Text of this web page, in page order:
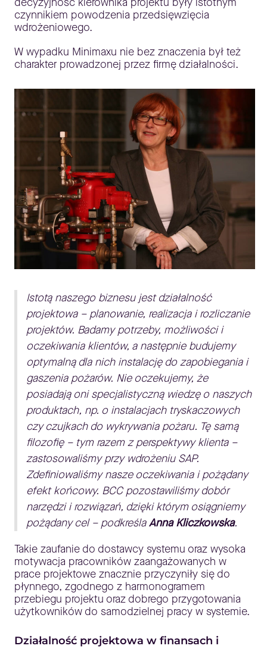
czynnikiem powodzenia przedsięwzięcia
wdrożeniowego.
W wypadku Minimaxu nie bez znaczenia był też
charakter prowadzonej przez firmę działalności.
Istotą naszego biznesu jest działalność
projektowa – planowanie, realizacja i rozliczanie
projektów. Badamy potrzeby, możliwości i
oczekiwania klientów, a następnie budujemy
optymalną dla nich instalację do zapobiegania i
gaszenia pożarów. Nie oczekujemy, że
posiadają oni specjalistyczną wiedzę o naszych
produktach, np. o instalacjach tryskaczowych
czy czujkach do wykrywania pożaru. Tę samą
filozofię – tym razem z perspektywy klienta –
zastosowaliśmy przy wdrożeniu SAP.
Zdefiniowaliśmy nasze oczekiwania i pożądany
efekt końcowy. BCC pozostawiliśmy dobór
narzędzi i rozwiązań, dzięki którym osiągniemy
pożądany cel – podkreślaAnna Kliczkowska.
Takie zaufanie do dostawcy systemu oraz wysoka
motywacja pracowników zaangażowanych w
prace projektowe znacznie przyczyniły się do
płynnego, zgodnego z harmonogramem
przebiegu projektu oraz dobrego przygotowania
użytkowników do samodzielnej pracy w systemie.
Działalność projektowa w finansach i